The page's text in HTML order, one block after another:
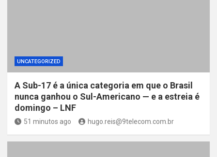
UNCATEGORIZED
A Sub-17 é a única categoria em que o Brasil
nunca ganhou o Sul-Americano — e a estreia é
domingo – LNF
51 minutos ago hugo.reis@9telecom.com.br